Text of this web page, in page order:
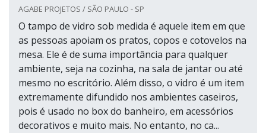
AGABE PROJETOS / SÃO PAULO - SP
O tampo de vidro sob medida é aquele item em que
as pessoas apoiam os pratos, copos e cotovelos na
mesa. Ele é de suma importância para qualquer
ambiente, seja na cozinha, na sala de jantar ou até
mesmo no escritório. Além disso, o vidro é um item
extremamente difundido nos ambientes caseiros,
pois é usado no box do banheiro, em acessórios
decorativos e muito mais. No entanto, no ca...